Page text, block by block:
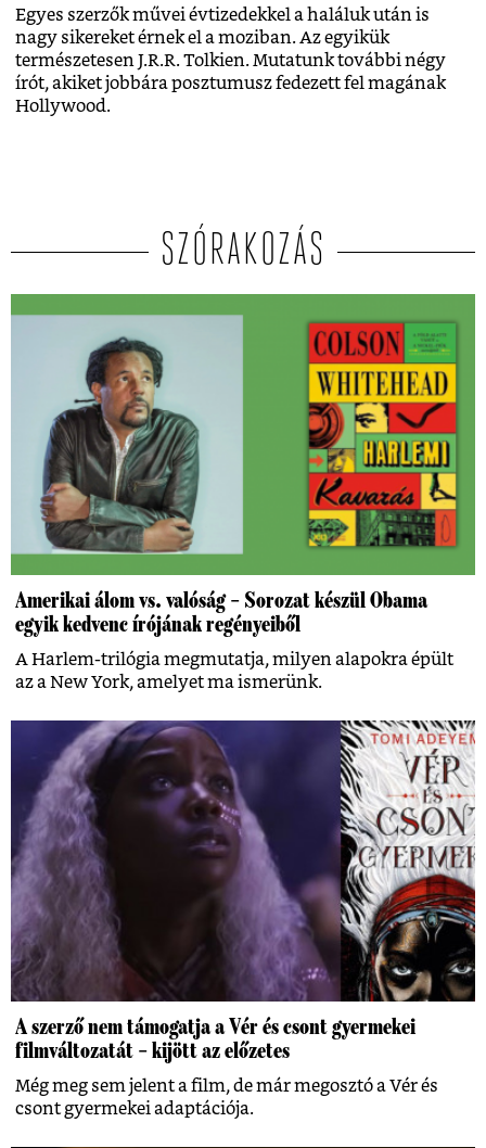
Egyes szerzők művei évtizedekkel a haláluk után is
nagy sikereket érnek el a moziban. Az egyikük
természetesen J.R.R. Tolkien. Mutatunk további négy
írót, akiket jobbára posztumusz fedezett fel magának
Hollywood.
SZÓRAKOZÁS
Amerikai álom vs. valóság – Sorozat készül Obama
egyik kedvenc írójának regényeiből
A Harlem-trilógia megmutatja, milyen alapokra épült
az a New York, amelyet ma ismerünk.
A szerző nem támogatja a Vér és csont gyermekei
filmváltozatát – kijött az előzetes
Még meg sem jelent a film, de már megosztó a Vér és
csont gyermekei adaptációja.